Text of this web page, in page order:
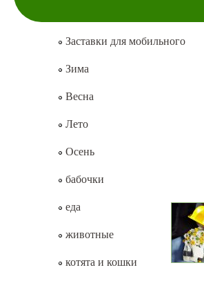
Заставки для мобильного
Зима
Весна
Лето
Осень
бабочки
еда
животные
котята и кошки